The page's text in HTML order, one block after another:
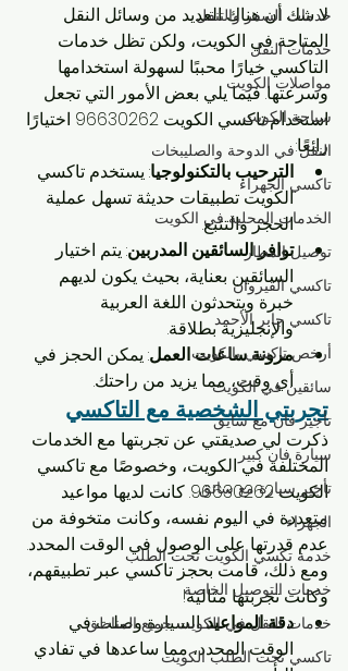
خدمات السفر والتنقل
خدمات النقل
مواصلات الكويت
سياحة الكويت
النقل في الدوحة والصليبخات
تاكسي الجهراء
الخدمات المحلية في الكويت
توصيل المطار
تاكسي القيروان
تاكسي جابر الأحمد
أرخص تاكسي بالكويت
سائقين في الكويت
تأجير فان مع سايق
سيارة فان كبير
تأجير سيارة مع سائق
الجهراء
خدمة تكسي الكويت تحت الطلب
خدمات التوصيل الخاصة
خدمات النقل في الكويت جميع المناطق
تاكسي تحت الطلب الكويت
لا شك أن هناك العديد من وسائل النقل
المتاحة في الكويت، ولكن تظل خدمات
التاكسي خيارًا محببًا لسهولة استخدامها
وسرعتها. فيما يلي بعض الأمور التي تجعل
استخدام تاكسي الكويت 96630262 اختيارًا
رائعًا:
الترحيب بالتكنولوجيا: يستخدم تاكسي
الكويت تطبيقات حديثة تسهل عملية
الحجز والتتبع.
توافر السائقين المدربين: يتم اختيار
السائقين بعناية، بحيث يكون لديهم
خبرة ويتحدثون اللغة العربية
والإنجليزية بطلاقة.
مرونة ساعات العمل: يمكن الحجز في
أي وقت، مما يزيد من راحتك.
تجربتي الشخصية مع التاكسي
ذكرت لي صديقتي عن تجربتها مع الخدمات
المختلفة في الكويت، وخصوصًا مع تاكسي
الكويت 96630262. كانت لديها مواعيد
متعددة في اليوم نفسه، وكانت متخوفة من
عدم قدرتها على الوصول في الوقت المحدد.
ومع ذلك، قامت بحجز تاكسي عبر تطبيقهم،
وكانت تجربتها مثالية!
دقة المواعيد: السيارة وصلت في
الوقت المحدد، مما ساعدها في تفادي